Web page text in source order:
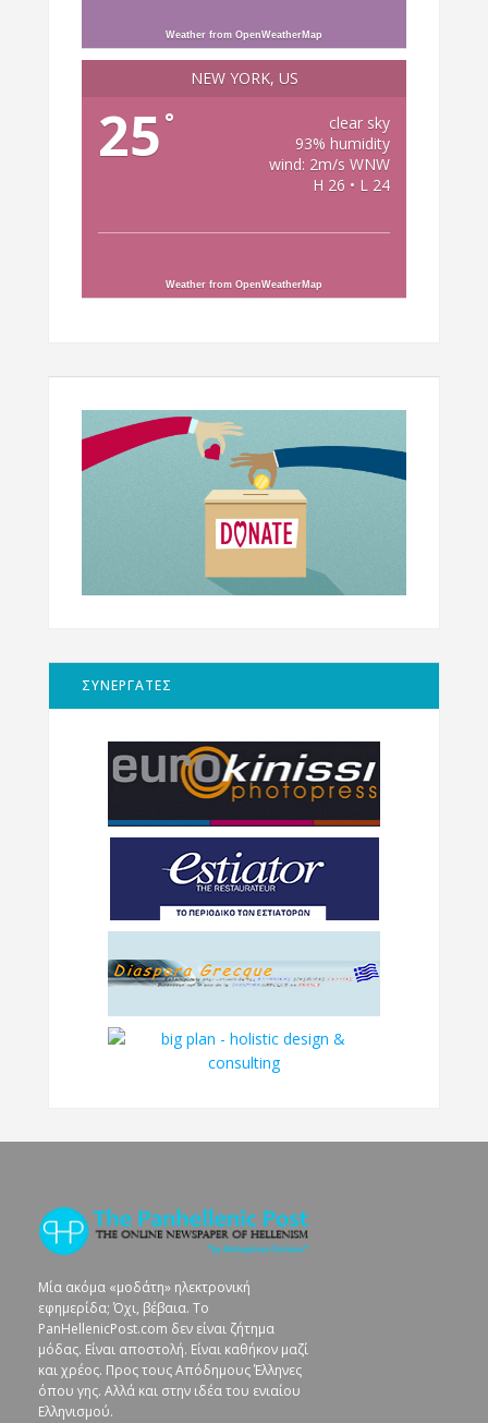
Weather from OpenWeatherMap
NEW YORK, US
25 °
clear sky
93% humidity
wind: 2m/s WNW
H 26 • L 24
Weather from OpenWeatherMap
ΣΥΝΕΡΓΑΤΕΣ
Μία ακόμα «μοδάτη» ηλεκτρονική
εφημερίδα; Όχι, βέβαια. To
PanHellenicPost.com δεν είναι ζήτημα
μόδας. Είναι αποστολή. Είναι καθήκον μαζί
και χρέος. Προς τους Απόδημους Έλληνες
όπου γης. Αλλά και στην ιδέα του ενιαίου
Ελληνισμού.